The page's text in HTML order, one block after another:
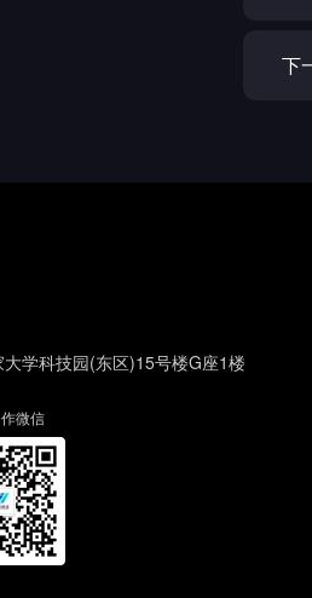
下
学科技园(东区)15号楼G座1楼
微信